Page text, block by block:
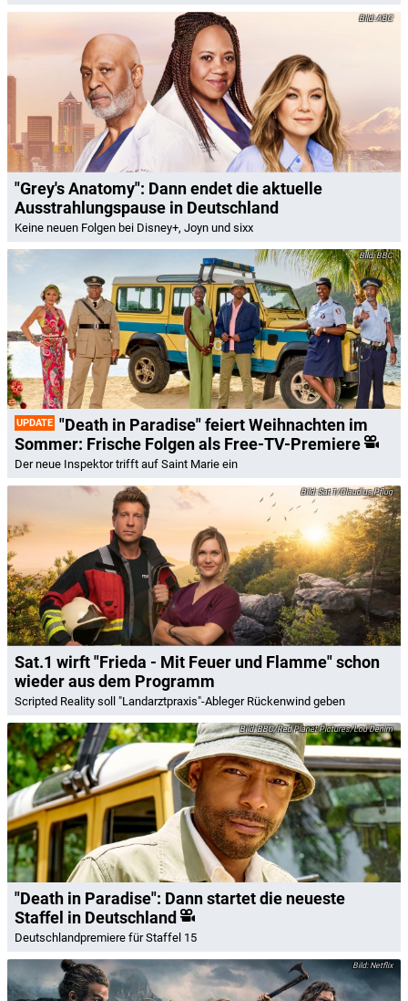
ABC
"Grey's Anatomy": Dann endet die aktuelle
Ausstrahlungspause in Deutschland
Keine neuen Folgen bei Disney+, Joyn und sixx
BBC
UPDATE "Death in Paradise" feiert Weihnachten im
Sommer: Frische Folgen als Free-TV-Premiere
Der neue Inspektor trifft auf Saint Marie ein
Sat.1/Claudius Pflug
Sat.1 wirft "Frieda - Mit Feuer und Flamme" schon
wieder aus dem Programm
Scripted Reality soll "Landarztpraxis"-Ableger Rückenwind geben
BBC/Red Planet Pictures/Lou Denim
"Death in Paradise": Dann startet die neueste
Staffel in Deutschland
Deutschlandpremiere für Staffel 15
Netflix